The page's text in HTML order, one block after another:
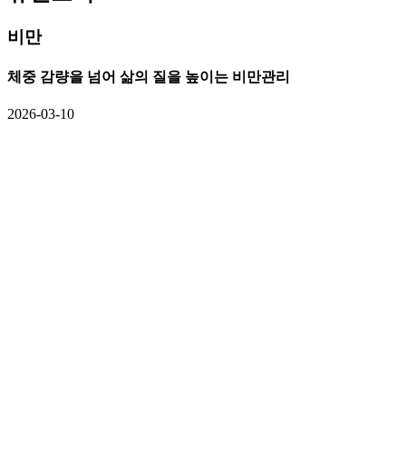
비만
체중 감량을 넘어 삶의 질을 높이는 비만관리
2026-03-10